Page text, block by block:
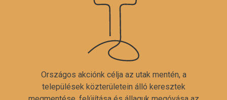
Országos akciónk célja az utak mentén, a
települések közterületein álló keresztek